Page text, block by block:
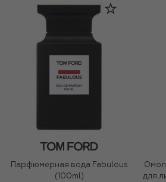
Парфюмерная вода Fabulous
(100ml)
для